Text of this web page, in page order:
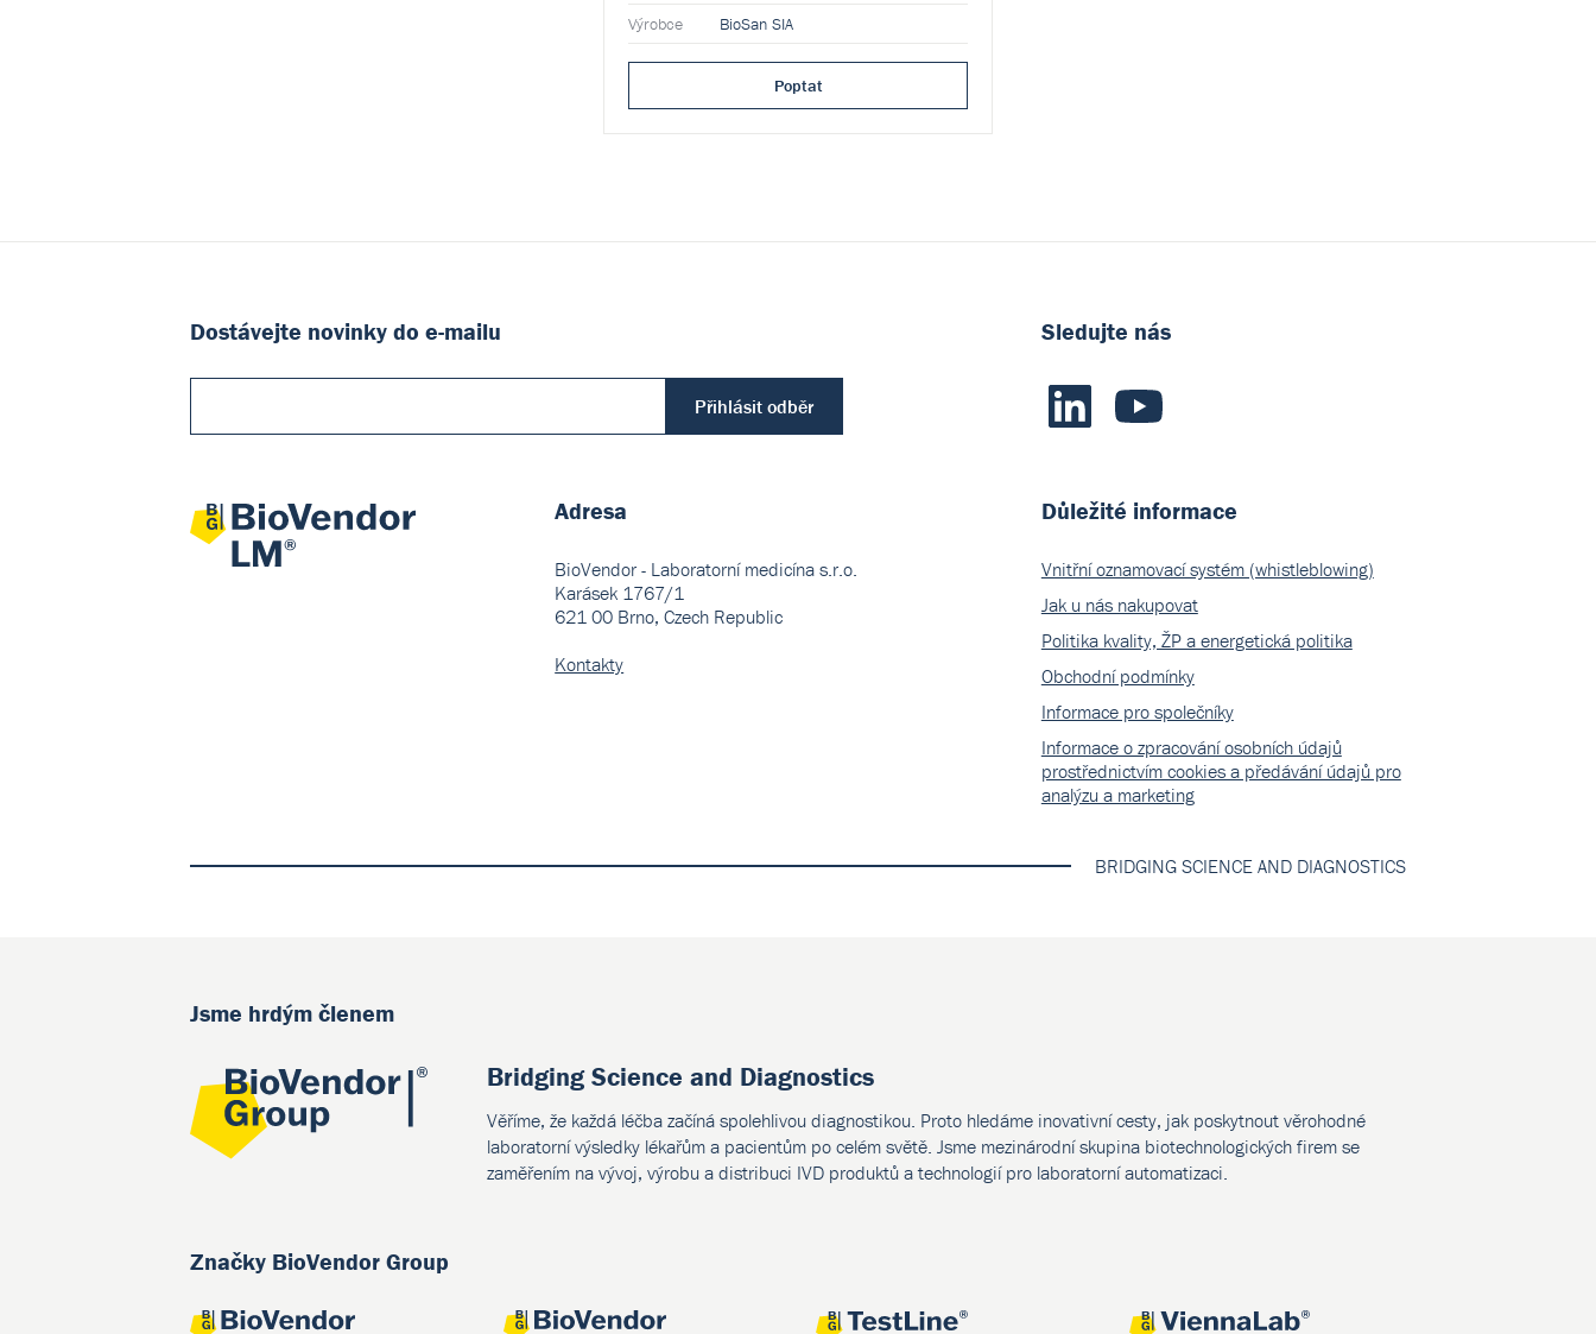
Výrobce
BioSan SIA
Poptat
Dostávejte novinky do e-mailu
Přihlásit odběr
Adresa
BioVendor - Laboratorní medicína s.r.o.
Karásek 1767/1
621 00 Brno, Czech Republic
Kontakty
Sledujte nás
Důležité informace
Vnitřní oznamovací systém (whistleblowing)
Jak u nás nakupovat
Politika kvality, ŽP a energetická politika
Obchodní podmínky
Informace pro společníky
Informace o zpracování osobních údajů
prostřednictvím cookies a předávání údajů pro
analýzu a marketing
BRIDGING SCIENCE AND DIAGNOSTICS
Jsme hrdým členem
Bridging Science and Diagnostics
Věříme, že každá léčba začíná spolehlivou diagnostikou. Proto hledáme inovativní cesty, jak poskytnout věrohodné
laboratorní výsledky lékařům a pacientům po celém světě. Jsme mezinárodní skupina biotechnologických firem se
zaměřením na vývoj, výrobu a distribuci IVD produktů a technologií pro laboratorní automatizaci.
Značky BioVendor Group